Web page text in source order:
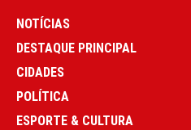
NOTÍCIAS
DESTAQUE PRINCIPAL
CIDADES
POLÍTICA
ESPORTE & CULTURA